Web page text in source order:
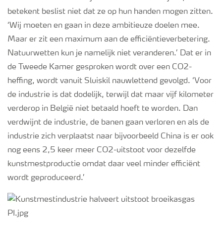
betekent beslist niet dat ze op hun handen mogen zitten.
‘Wij moeten en gaan in deze ambitieuze doelen mee.
Maar er zit een maximum aan de efficiëntieverbetering.
Natuurwetten kun je namelijk niet veranderen.’ Dat er in
de Tweede Kamer gesproken wordt over een CO2-
heffing, wordt vanuit Sluiskil nauwlettend gevolgd. ‘Voor
de industrie is dat dodelijk, terwijl dat maar vijf kilometer
verderop in België niet betaald hoeft te worden. Dan
verdwijnt de industrie, de banen gaan verloren en als de
industrie zich verplaatst naar bijvoorbeeld China is er ook
nog eens 2,5 keer meer CO2-uitstoot voor dezelfde
kunstmestproductie omdat daar veel minder efficiënt
wordt geproduceerd.’